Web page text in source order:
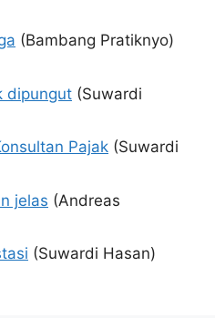
(Bambang Pratiknyo)
dipungut (Suwardi
Pajak (Suwardi
jelas (Andreas
(Suwardi Hasan)